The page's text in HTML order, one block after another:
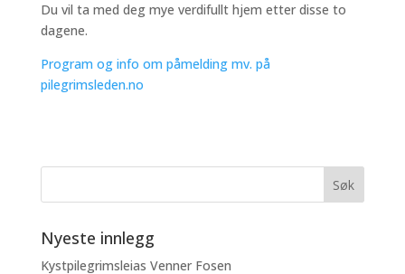
Du vil ta med deg mye verdifullt hjem etter disse to
dagene.
Program og info om påmelding mv. på
pilegrimsleden.no
Nyeste innlegg
Kystpilegrimsleias Venner Fosen